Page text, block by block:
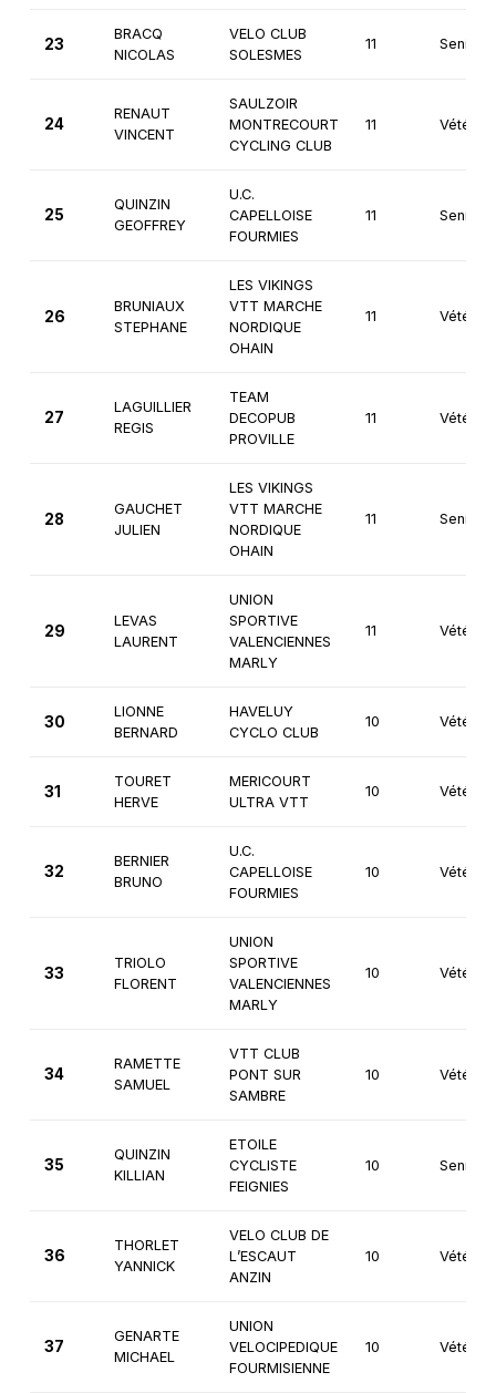
23
BRACQ
NICOLAS
VELO CLUB
SOLESMES
11 Seniors
24
RENAUT
VINCENT
SAULZOIR
MONTRECOURT
CYCLING CLUB
11
25
QUINZIN
GEOFFREY
U.C.
CAPELLOISE
FOURMIES
11 Seniors
26
BRUNIAUX
STEPHANE
LES VIKINGS
VTT MARCHE
NORDIQUE
OHAIN
11
27
LAGUILLIER
REGIS
TEAM
DECOPUB
PROVILLE
11
28
GAUCHET
JULIEN
LES VIKINGS
VTT MARCHE
NORDIQUE
OHAIN
11 Seniors
29
LEVAS
LAURENT
UNION
SPORTIVE
VALENCIENNES
MARLY
11
30
LIONNE
BERNARD
HAVELUY
CYCLO CLUB
10
31
TOURET
HERVE
MERICOURT
ULTRA VTT
10
32
BERNIER
BRUNO
U.C.
CAPELLOISE
FOURMIES
10
33
TRIOLO
FLORENT
UNION
SPORTIVE
VALENCIENNES
MARLY
10
34
RAMETTE
SAMUEL
VTT CLUB
PONT SUR
SAMBRE
10
35
QUINZIN
KILLIAN
ETOILE
CYCLISTE
FEIGNIES
10 Seniors
36
THORLET
YANNICK
VELO CLUB DE
L’ESCAUT
ANZIN
10
37
GENARTE
MICHAEL
UNION
VELOCIPEDIQUE
FOURMISIENNE
10